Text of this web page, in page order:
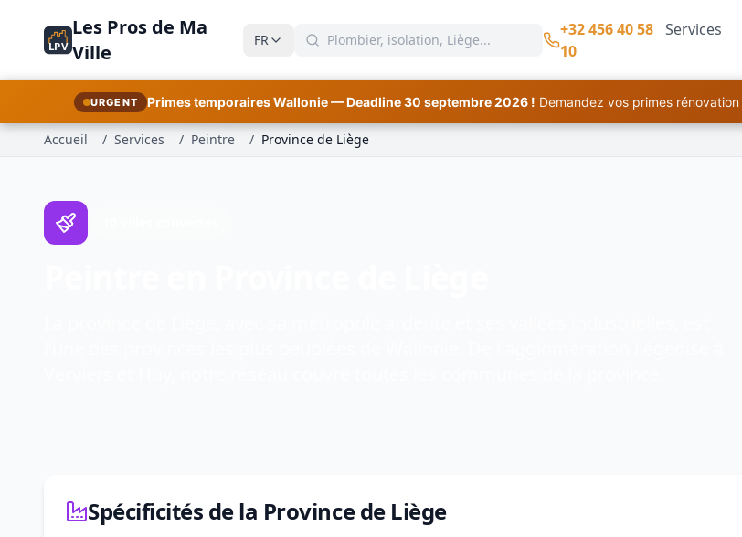
LPV
Les Pros de Ma
Ville
FR
+32 456 40 58
10
Services
URGENT Primes temporaires Wallonie — Deadline 30 septembre 2026 ! Demandez vos primes
Accueil / Services / Peintre / Province de Liège
Spécificités de la Province de Liège